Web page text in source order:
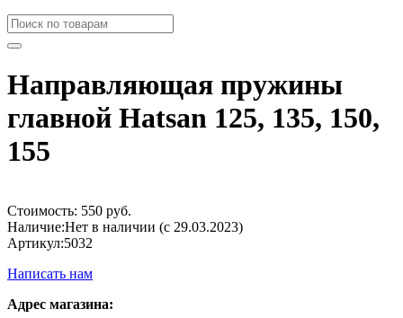
Направляющая пружины
главной Hatsan 125, 135, 150,
155
Стоимость: 550 руб.
Наличие:Нет в наличии (с 29.03.2023)
Артикул:5032
Написать нам
Адрес магазина: